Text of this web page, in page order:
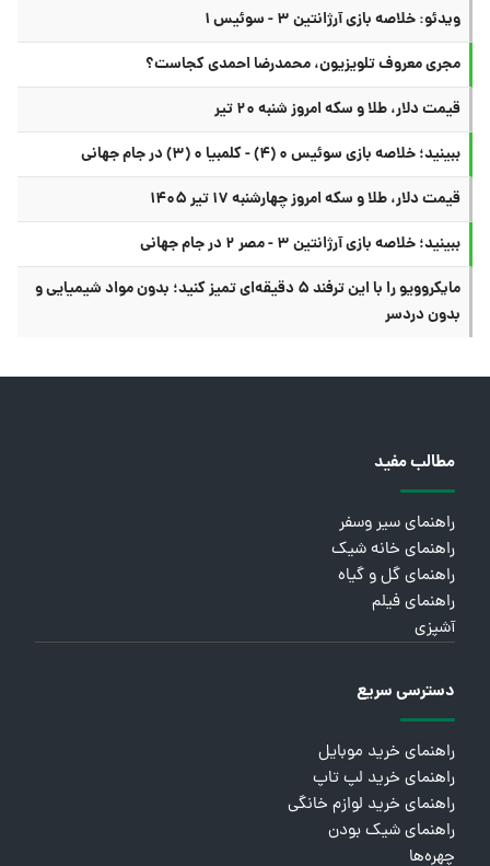
ویدئو: خلاصه بازی آرژانتین ۳ - سوئیس ۱
مجری معروف تلویزیون، محمدرضا احمدی کجاست؟
قیمت دلار، طلا و سکه امروز شنبه ۲۰ تیر
ببینید؛ خلاصه بازی سوئیس ۰ (۴) - کلمبیا ۰ (۳) در جام جهانی
قیمت دلار، طلا و سکه امروز چهارشنبه ۱۷ تیر ۱۴۰۵
ببینید؛ خلاصه بازی آرژانتین ۳ - مصر ۲ در جام جهانی
مایکروویو را با این ترفند ۵ دقیقه‌ای تمیز کنید؛ بدون مواد شیمیایی و
بدون دردسر
مطالب مفید
راهنمای سیر وسفر
راهنمای خانه شیک
راهنمای گل و گیاه
راهنمای فیلم
آشپزی
دسترسی سریع
راهنمای خرید موبایل
راهنمای خرید لپ تاپ
راهنمای خرید لوازم خانگی
راهنمای شیک بودن
چهره‌ها